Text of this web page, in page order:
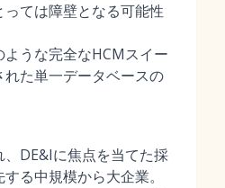
ては障壁となる可能性
うな完全なHCMスイー
れた単一データベースの
DE&Iに焦点を当てた採
る中規模から大企業。